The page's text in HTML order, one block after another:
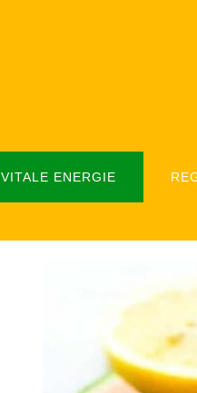
VITALE ENERGIE